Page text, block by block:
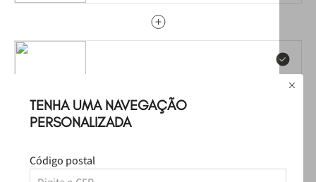
TENHA UMA NAVEGAÇÃO
PERSONALIZADA
Código postal
R$ 289,99